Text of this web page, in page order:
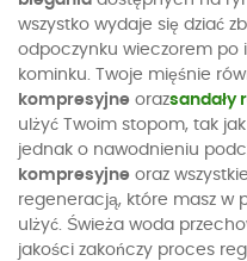
wszystko wydaje się dziać
odpoczynku wieczorem po
kominku. Twoje mięśnie
kompresyjne orazsandały
ulżyć Twoim stopom, tak
jednak o nawodnieniu
kompresyjne oraz
regeneracją, które masz w
ulżyć. Świeża woda
jakości zakończy proces